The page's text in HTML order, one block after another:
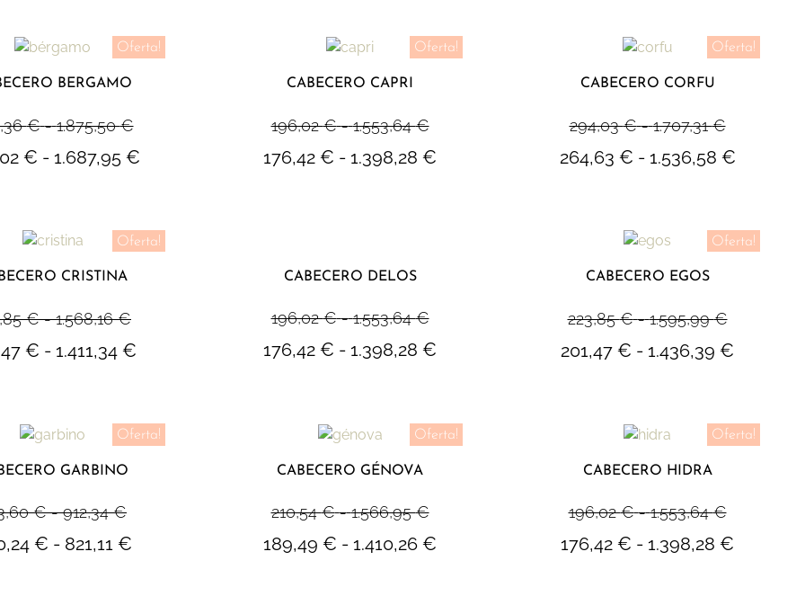
Oferta!
BERGAMO
€ - 1.875,50€
€ - 1.687,95 €
Oferta!
CABECERO CAPRI
196,02€ - 1.553,64€
176,42 € - 1.398,28 €
Oferta!
CABECERO CORFU
294,03€ - 1.707,31€
264,63 € - 1.536,58 €
Oferta!
CRISTINA
€ - 1.568,16€
€ - 1.411,34 €
CABECERO DELOS
196,02€ - 1.553,64€
176,42 € - 1.398,28 €
Oferta!
CABECERO EGOS
223,85€ - 1.595,99€
201,47 € - 1.436,39 €
Oferta!
GARBINO
€ - 912,34€
€ - 821,11 €
Oferta!
CABECERO GÉNOVA
210,54€ - 1.566,95€
189,49 € - 1.410,26 €
Oferta!
CABECERO HIDRA
196,02€ - 1.553,64€
176,42 € - 1.398,28 €